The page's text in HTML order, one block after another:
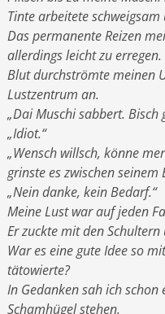
Tinte arbeitete
Das permanente Reizen
allerdings leicht zu
Blut durchströmte meinen
Lustzentrum an.
„Dai Muschi sabbert. Bisch
„Idiot.“
„Wensch willsch, könne
grinste es zwischen seinem
„Nein danke, kein Bedarf.“
Meine Lust war auf jeden
Er zuckte mit den
War es eine gute Idee so
tätowierte?
In Gedanken sah ich schon
Schamhügel stehen.